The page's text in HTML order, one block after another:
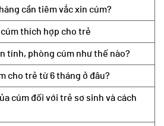
cần tiêm vắc xin cúm?
thích hợp cho trẻ
tính, phòng cúm như thế nào?
cho trẻ từ 6 tháng ở đâu?
cúm đối với trẻ sơ sinh và cách